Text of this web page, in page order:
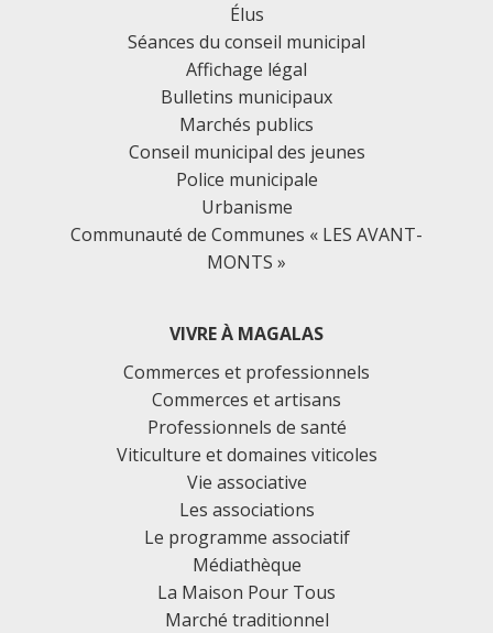
Élus
Séances du conseil municipal
Affichage légal
Bulletins municipaux
Marchés publics
Conseil municipal des jeunes
Police municipale
Urbanisme
Communauté de Communes « LES AVANT-
MONTS »
VIVRE À MAGALAS
Commerces et professionnels
Commerces et artisans
Professionnels de santé
Viticulture et domaines viticoles
Vie associative
Les associations
Le programme associatif
Médiathèque
La Maison Pour Tous
Marché traditionnel